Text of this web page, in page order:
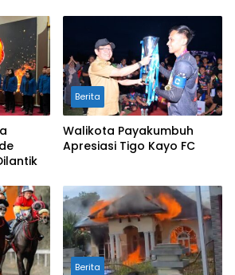
Berita
Walikota Payakumbuh
Apresiasi Tigo Kayo FC
Berita